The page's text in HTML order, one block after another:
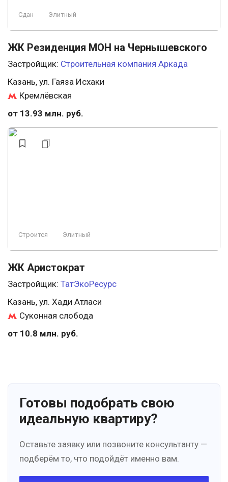
Сдан Элитный
ЖК Резиденция МОН на Чернышевского
Застройщик: Строительная компания Аркада
Казань, ул. Гаяза Исхаки
Кремлёвская
от 13.93 млн. руб.
Строится Элитный
ЖК Аристократ
Застройщик: ТатЭкоРесурс
Казань, ул. Хади Атласи
Суконная слобода
от 10.8 млн. руб.
Готовы подобрать свою
идеальную квартиру?
Оставьте заявку или позвоните консультанту —
подберём то, что подойдёт именно вам.